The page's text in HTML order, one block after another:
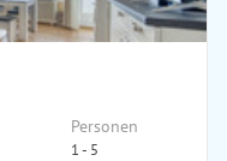
Personen
1 - 5